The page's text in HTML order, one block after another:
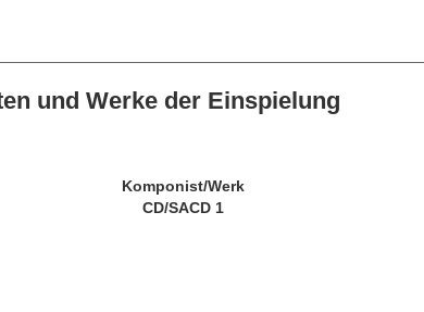
und Werke der Einspielung
Komponist/Werk
CD/SACD 1